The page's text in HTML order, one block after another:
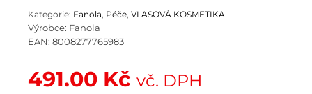
Kategorie: Fanola Péče VLASOVÁ KOSMETIKA
Výrobce: Fanola
EAN: 8008277765983
491.00 Kč vč. DPH